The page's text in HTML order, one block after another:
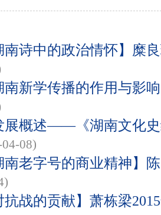
南诗中的政治情怀】糜
南新学传播的作用与影
展概述——《湖南文化
08)
老字号的商业精神】
抗战的贡献】萧栋梁